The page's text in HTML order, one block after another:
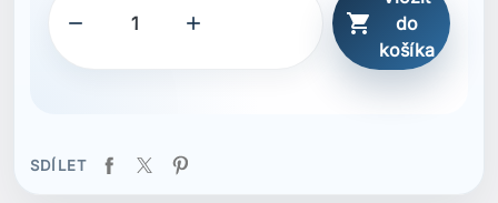
  
do
košíka
SDÍLET